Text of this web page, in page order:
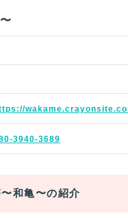
3940-3689
和亀〜の紹介